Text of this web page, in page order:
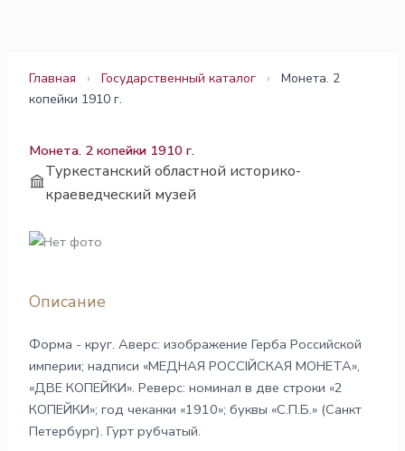
Главная › Государственный каталог ›
Монета. 2
копейки 1910 г.
Монета. 2 копейки 1910 г.
Туркестанский областной историко-
краеведческий музей
Описание
Форма - круг. Аверс: изображение Герба Российской
империи; надписи «МЕДНАЯ РОССIЙСКАЯ МОНЕТА»,
«ДВЕ КОПЕЙКИ». Реверс: номинал в две строки «2
КОПЕЙКИ»; год чеканки «1910»; буквы «С.П.Б.» (Санкт
Петербург). Гурт рубчатый.